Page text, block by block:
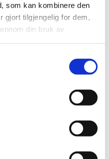
som kan kombinere den
gjort tilgjengelig for dem,
din bruk av